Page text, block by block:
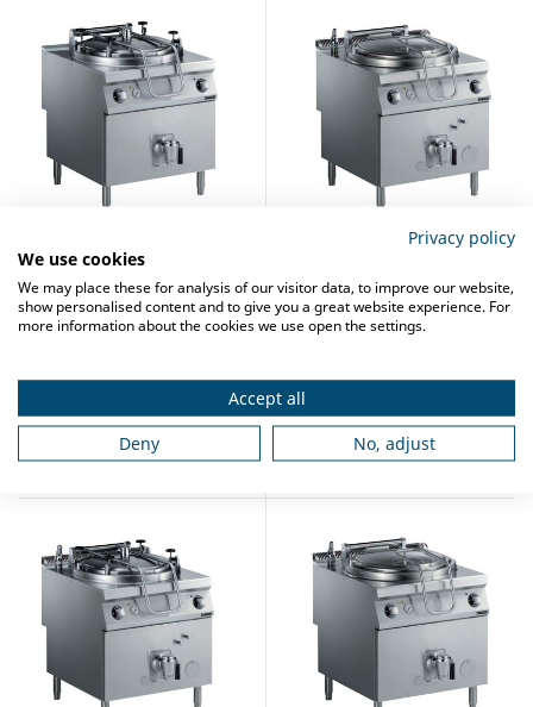
ZANUSSI KOOKKETEL GAS 150L.
Artikelnr: 4523.1004
Speciale prijs
€ 7.095,00
Meer informatie
Vergelijk
Artikelnr: 4523.1012
Speciale prijs
€ 8.275,00
Meer informatie
Vergelijk
Privacy policy
We use cookies
We may place these for analysis of our visitor data, to improve our website,
show personalised content and to give you a great website experience. For
more information about the cookies we use open the settings.
Accept all
Deny
No, adjust